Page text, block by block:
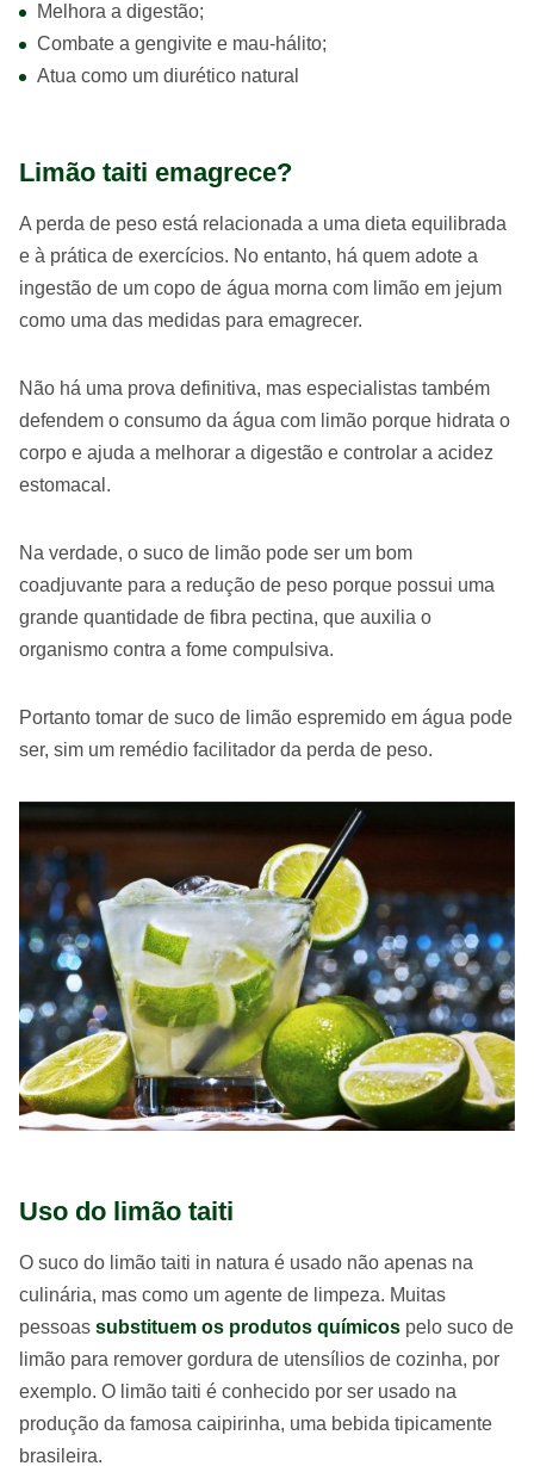
Melhora a digestão;
Combate a gengivite e mau-hálito;
Atua como um diurético natural
Limão taiti emagrece?
A perda de peso está relacionada a uma dieta equilibrada
e à prática de exercícios. No entanto, há quem adote a
ingestão de um copo de água morna com limão em jejum
como uma das medidas para emagrecer.
Não há uma prova definitiva, mas especialistas também
defendem o consumo da água com limão porque hidrata o
corpo e ajuda a melhorar a digestão e controlar a acidez
estomacal.
Na verdade, o suco de limão pode ser um bom
coadjuvante para a redução de peso porque possui uma
grande quantidade de fibra pectina, que auxilia o
organismo contra a fome compulsiva.
Portanto tomar de suco de limão espremido em água pode
ser, sim um remédio facilitador da perda de peso.
Uso do limão taiti
O suco do limão taiti in natura é usado não apenas na
culinária, mas como um agente de limpeza. Muitas
pessoas substituem os produtos químicos pelo suco de
limão para remover gordura de utensílios de cozinha, por
exemplo. O limão taiti é conhecido por ser usado na
produção da famosa caipirinha, uma bebida tipicamente
brasileira.